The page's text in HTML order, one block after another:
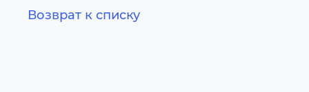
Возврат к списку